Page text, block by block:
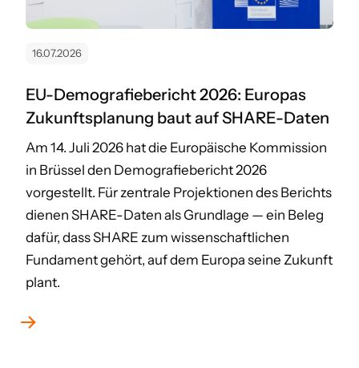
16.07.2026
EU-Demografiebericht 2026: Europas
Zukunftsplanung baut auf SHARE-Daten
Am 14. Juli 2026 hat die Europäische Kommission
in Brüssel den Demografiebericht 2026
vorgestellt. Für zentrale Projektionen des Berichts
dienen SHARE-Daten als Grundlage — ein Beleg
dafür, dass SHARE zum wissenschaftlichen
Fundament gehört, auf dem Europa seine Zukunft
plant.